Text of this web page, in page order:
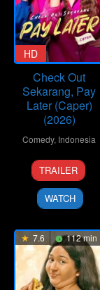
HD
Check Out
Sekarang, Pay
Later (Caper)
(2026)
Comedy, Indonesia
5
Feb
2026
Ardy
Octaviand
TRAILER
WATCH
7.6 112 min